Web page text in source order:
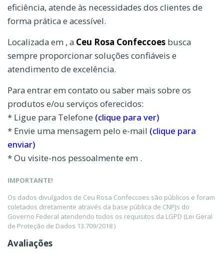
eficiência, atende às necessidades dos clientes de
forma prática e acessível.
Localizada em , a Ceu Rosa Confeccoes busca
sempre proporcionar soluções confiáveis e
atendimento de excelência.
Para entrar em contato ou saber mais sobre os
produtos e/ou serviços oferecidos:
* Ligue para Telefone (clique para ver)
* Envie uma mensagem pelo e-mail (clique para
enviar)
* Ou visite-nos pessoalmente em .
IMPORTANTE!
Os dados divulgados de Ceu Rosa Confeccoes são públicos e foram
coletados diretamente através da base pública de CNPJs do
Governo Federal atendendo todos os requisitos da LGPD (Lei Geral
de Proteção de Dados 13.709/2018 )
Avaliações